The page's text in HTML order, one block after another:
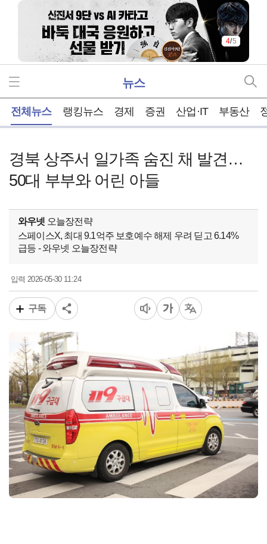
4/5
뉴스
전체뉴스 랭킹뉴스 경제 증권 산업·IT 부동산
경북 상주서 일가족 숨진 채 발견…
50대 부부와 어린 아들
와우넷 오늘장전략
스페이스X, 최대 9.1억주 보호예수 해제 우려 딛고 6.14%
급등 - 와우넷 오늘장전략
입력2026-05-30 11:24
구독